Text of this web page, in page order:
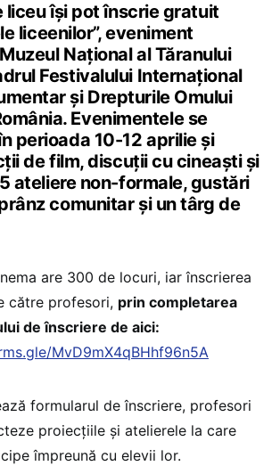
liceu își pot înscrie gratuit
liceenilor”, eveniment
Naţional al Tăranului
Festivalului Internațional
și Drepturile Omului
Evenimentele se
perioada 10-12 aprilie și
de film, discuții cu cineaști și
ateliere non-formale, gustări
comunitar și un târg de
are 300 de locuri, iar înscrierea
către profesori, prin completarea
de înscriere de aici:
MvD9mX4qBHhf96n5A
formularul de înscriere, profesori
proiecțiile și atelierele la care
împreună cu elevii lor.